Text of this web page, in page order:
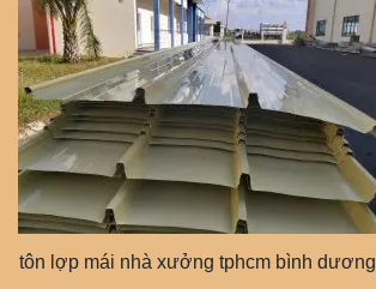
tôn lợp mái nhà xưởng tphcm bình dương